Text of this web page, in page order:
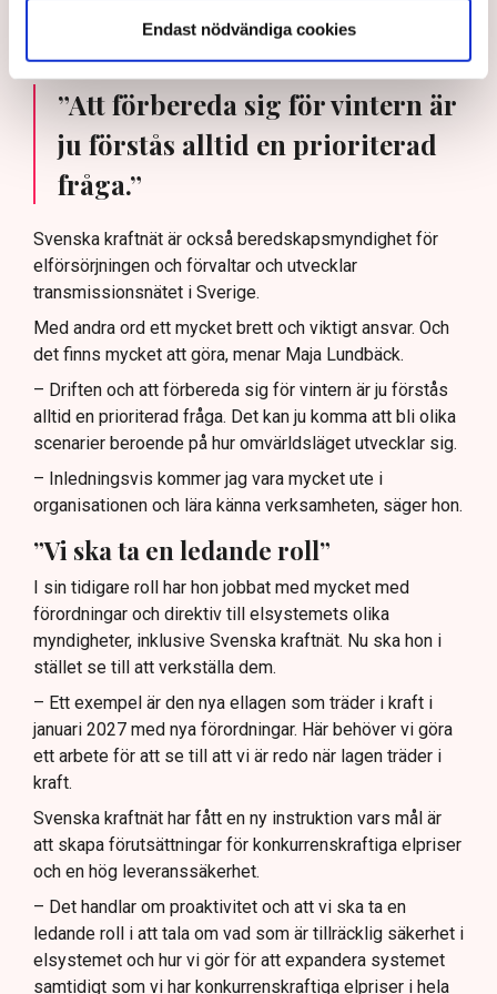
Endast nödvändiga cookies
behöver nämligen exakt balans mellan produktion och
”Att förbereda sig för vintern är
ju förstås alltid en prioriterad
fråga.”
Svenska kraftnät är också beredskapsmyndighet för
elförsörjningen och förvaltar och utvecklar
transmissionsnätet i Sverige.
Med andra ord ett mycket brett och viktigt ansvar. Och
det finns mycket att göra, menar Maja Lundbäck.
– Driften och att förbereda sig för vintern är ju förstås
alltid en prioriterad fråga. Det kan ju komma att bli olika
scenarier beroende på hur omvärldsläget utvecklar sig.
– Inledningsvis kommer jag vara mycket ute i
organisationen och lära känna verksamheten, säger hon.
”Vi ska ta en ledande roll”
I sin tidigare roll har hon jobbat med mycket med
förordningar och direktiv till elsystemets olika
myndigheter, inklusive Svenska kraftnät. Nu ska hon i
stället se till att verkställa dem.
– Ett exempel är den nya ellagen som träder i kraft i
januari 2027 med nya förordningar. Här behöver vi göra
ett arbete för att se till att vi är redo när lagen träder i
kraft.
Svenska kraftnät har fått en ny instruktion vars mål är
att skapa förutsättningar för konkurrenskraftiga elpriser
och en hög leveranssäkerhet.
– Det handlar om proaktivitet och att vi ska ta en
ledande roll i att tala om vad som är tillräcklig säkerhet i
elsystemet och hur vi gör för att expandera systemet
samtidigt som vi har konkurrenskraftiga elpriser i hela